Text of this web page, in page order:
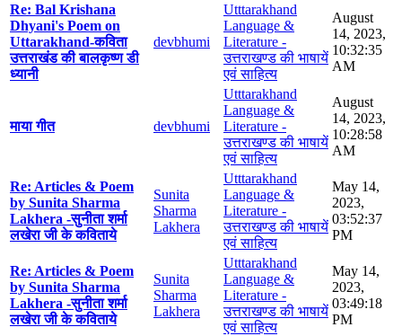
Re: Bal Krishana
Dhyani's Poem on
Uttarakhand-कविता
उत्तराखंड की बालकृष्ण डी
ध्यानी
devbhumi
Utttarakhand
Language &
Literature -
उत्तराखण्ड की भाषायें
एवं साहित्य
August
14, 2023,
10:32:35
AM
माया गीत devbhumi
Utttarakhand
Language &
Literature -
उत्तराखण्ड की भाषायें
एवं साहित्य
August
14, 2023,
10:28:58
AM
Re: Articles & Poem
by Sunita Sharma
Lakhera -सुनीता शर्मा
लखेरा जी के कविताये
Sunita
Sharma
Lakhera
Utttarakhand
Language &
Literature -
उत्तराखण्ड की भाषायें
एवं साहित्य
May 14,
2023,
03:52:37
PM
Re: Articles & Poem
by Sunita Sharma
Lakhera -सुनीता शर्मा
लखेरा जी के कविताये
Sunita
Sharma
Lakhera
Utttarakhand
Language &
Literature -
उत्तराखण्ड की भाषायें
एवं साहित्य
May 14,
2023,
03:49:18
PM